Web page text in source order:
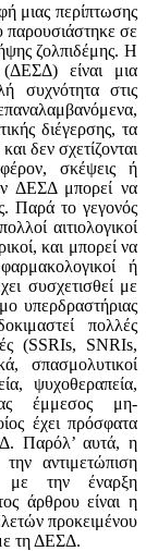
μιας περίπτωσης
παρουσιάστηκε σε
ζολπιδέμης. Η
(ΔΕΣΔ) είναι μια
συχνότητα στις
διέγερσης, τα
δεν σχετίζονται
σκέψεις ή
ΔΕΣΔ μπορεί να
Παρά το γεγονός
αιτιολογικοί
και μπορεί να
ή
συσχετισθεί με
υπερδραστήριας
πολλές
(SSRIs, SNRIs,
σπασμολυτικοί
ψυχοθεραπεία,
έμμεσος μη-
έχει πρόσφατα
Παρόλ’ αυτά, η
αντιμετώπιση
με την έναρξη
άρθρου είναι η
προκειμένου
τη ΔΕΣΔ.